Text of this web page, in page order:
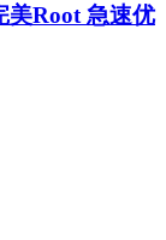
美Root 急速优